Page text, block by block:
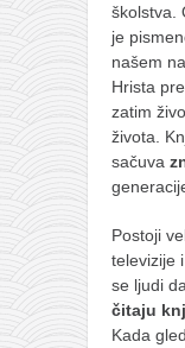
školstva.
je
našem
Hrista
zatim
života.
sačuva
Postoji
televizije
se ljudi
čitaju
Kada